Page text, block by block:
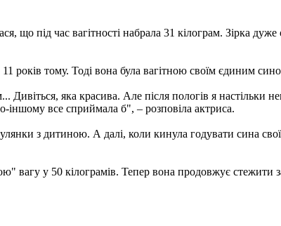
що під час вагітності набрала 31 кілограм. Зірка
років тому. Тоді вона була вагітною своїм єдиним
Дивіться, яка красива. Але після пологів я
іншому все сприймала б", – розповіла актриса.
з дитиною. А далі, коли кинула годувати сина
вагу у 50 кілограмів. Тепер вона продовжує стежити